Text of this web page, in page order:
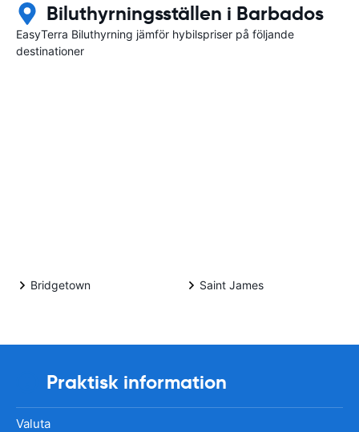
Biluthyrningsställen i Barbados
EasyTerra Biluthyrning jämför hybilspriser på följande
destinationer
Bridgetown Saint James
Praktisk information
Valuta